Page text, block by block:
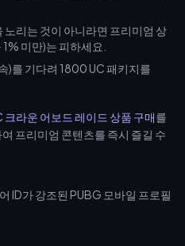
리는 것이 아니라면 프리미엄 상
미만)는 피하세요.
)를 기다려 1800 UC 패키지를
크라운 어보드 레이드 상품 구매를
프리미엄 콘텐츠를 즉시 즐길 수